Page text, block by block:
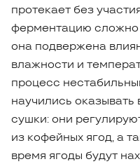
протекает без
ферментацию сложно
она подвержена
влажности и
процесс
научились оказывать
сушки: они
из кофейных ягод, а
время ягоды будут